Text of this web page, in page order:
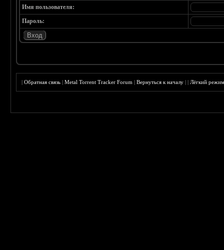
Имя пользователя:
Пароль:
|Обратная связь |Metal Torrent Tracker Forum |Вернуться к началу ||Лёгкий